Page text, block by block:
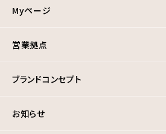
Myページ
営業拠点
ブランドコンセプト
お知らせ